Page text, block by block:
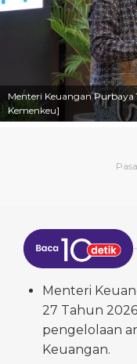
Menteri Keuangan Purbaya
Kemenkeu]
Menteri
27 Tahun
pengelolaan
Keuangan.